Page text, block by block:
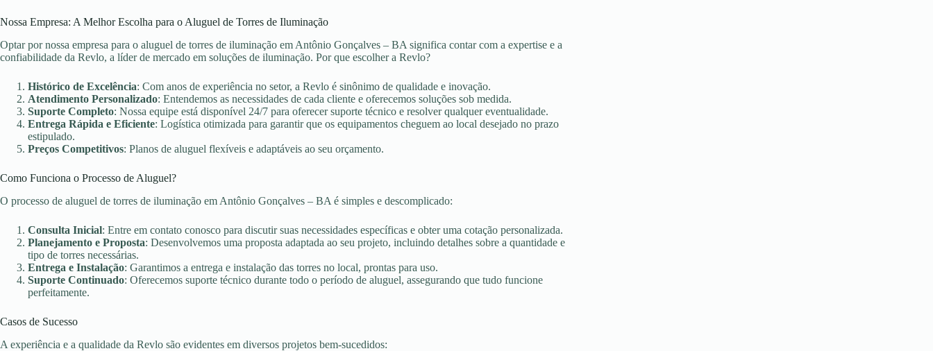
Nossa Empresa: A Melhor Escolha para o Aluguel de Torres de Iluminação
Optar por nossa empresa para o aluguel de torres de iluminação em Antônio Gonçalves – BA significa contar com a expertise e a
confiabilidade da Revlo, a líder de mercado em soluções de iluminação. Por que escolher a Revlo?
Histórico de Excelência: Com anos de experiência no setor, a Revlo é sinônimo de qualidade e inovação.
Atendimento Personalizado: Entendemos as necessidades de cada cliente e oferecemos soluções sob medida.
Suporte Completo: Nossa equipe está disponível 24/7 para oferecer suporte técnico e resolver qualquer eventualidade.
Entrega Rápida e Eficiente: Logística otimizada para garantir que os equipamentos cheguem ao local desejado no prazo
estipulado.
Preços Competitivos: Planos de aluguel flexíveis e adaptáveis ao seu orçamento.
Como Funciona o Processo de Aluguel?
O processo de aluguel de torres de iluminação em Antônio Gonçalves – BA é simples e descomplicado:
Consulta Inicial: Entre em contato conosco para discutir suas necessidades específicas e obter uma cotação personalizada.
Planejamento e Proposta: Desenvolvemos uma proposta adaptada ao seu projeto, incluindo detalhes sobre a quantidade e
tipo de torres necessárias.
Entrega e Instalação: Garantimos a entrega e instalação das torres no local, prontas para uso.
Suporte Continuado: Oferecemos suporte técnico durante todo o período de aluguel, assegurando que tudo funcione
perfeitamente.
Casos de Sucesso
A experiência e a qualidade da Revlo são evidentes em diversos projetos bem-sucedidos: